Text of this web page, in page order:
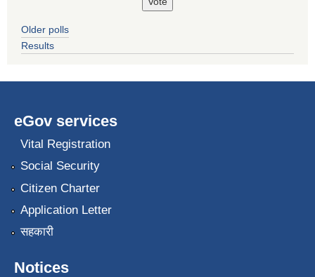
Older polls
Results
eGov services
Vital Registration
Social Security
Citizen Charter
Application Letter
सहकारी
Notices